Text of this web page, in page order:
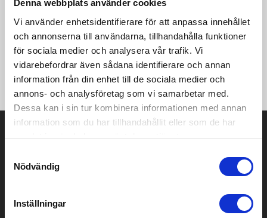
Denna webbplats använder cookies
Vi använder enhetsidentifierare för att anpassa innehållet
och annonserna till användarna, tillhandahålla funktioner
för sociala medier och analysera vår trafik. Vi
vidarebefordrar även sådana identifierare och annan
information från din enhet till de sociala medier och
annons- och analysföretag som vi samarbetar med.
Dessa kan i sin tur kombinera informationen med annan
information som du har tillhandahållit eller som de har
samlat in när du har använt deras tjänster.
Nödvändig
Inställningar
·140 g/m² ·97% bomull 3% elastan ·Mjukt tyg med lite stretch
för ytterligare komfort och passform ·Italiensk krage med enkel
knapp ·Knappar i samma ton ·Ok på baksidan av axeln
·Sexkantig manschett med två knappar ·Fitted Design ·Rundad
nederkant ·Reservknappar ·Easy care.
Prisuppgift på mailen?
Kontakta oss här för att få förslag på produkt och pris över